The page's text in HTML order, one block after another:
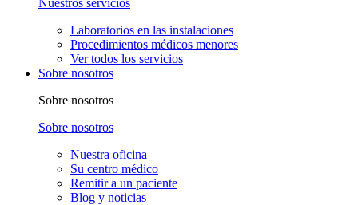
Nuestros servicios
Laboratorios en las instalaciones
Procedimientos médicos menores
Ver todos los servicios
Sobre nosotros
Sobre nosotros
Sobre nosotros
Nuestra oficina
Su centro médico
Remitir a un paciente
Blog y noticias